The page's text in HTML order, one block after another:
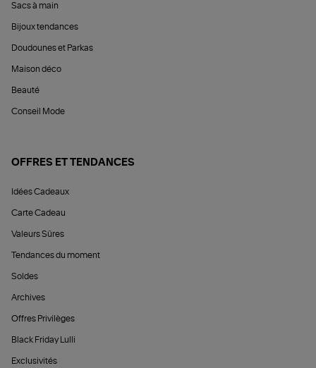
Sacs à main
Bijoux tendances
Doudounes et Parkas
Maison déco
Beauté
Conseil Mode
OFFRES ET TENDANCES
Idées Cadeaux
Carte Cadeau
Valeurs Sûres
Tendances du moment
Soldes
Archives
Offres Privilèges
Black Friday Lulli
Exclusivités